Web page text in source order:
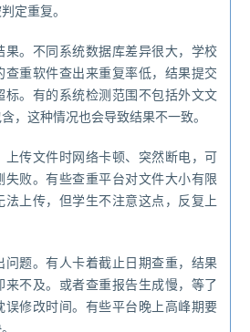
定重复。
果。不同系统数据库差异很大，学校
查重软件查出来重复率低，结果提交
标。有的系统检测范围不包括外文文
，这种情况也会导致结果不一致。
上传文件时网络卡顿、突然断电，可
失败。有些查重平台对文件大小有限
上传，但学生不注意这点，反复上
问题。有人卡着截止日期查重，结果
不及。或者查重报告生成慢，等了
误修改时间。有些平台晚上高峰期要